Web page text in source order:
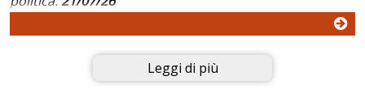
Leggi di più